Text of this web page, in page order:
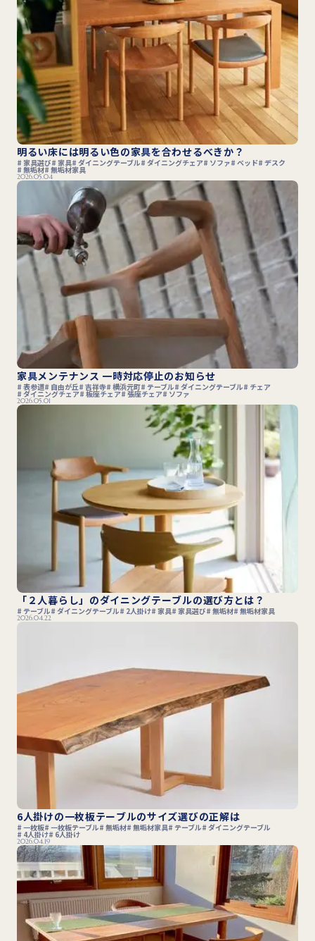
明るい床には明るい色の家具を合わせるべきか？
家具選び 家具 ダイニングテーブル ダイニングチェア ソファ ベッド デスク
無垢材 無垢材家具
2026.05.04
家具メンテナンス 一時対応停止のお知らせ
表参道 自由が丘 吉祥寺 横浜元町 テーブル ダイニングテーブル チェア
ダイニングチェア 板座チェア 張座チェア ソファ
2026.05.01
「２人暮らし」のダイニングテーブルの選び方とは？
テーブル ダイニングテーブル 2人掛け 家具 家具選び 無垢材 無垢材家具
2026.04.22
6人掛けの一枚板テーブルのサイズ選びの正解は
一枚板 一枚板テーブル 無垢材 無垢材家具 テーブル ダイニングテーブル
4人掛け 6人掛け
2026.04.19